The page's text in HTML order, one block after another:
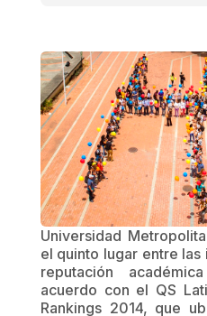
Universidad
el quinto lugar entre
reputación
acuerdo con el QS
Rankings 2014, que